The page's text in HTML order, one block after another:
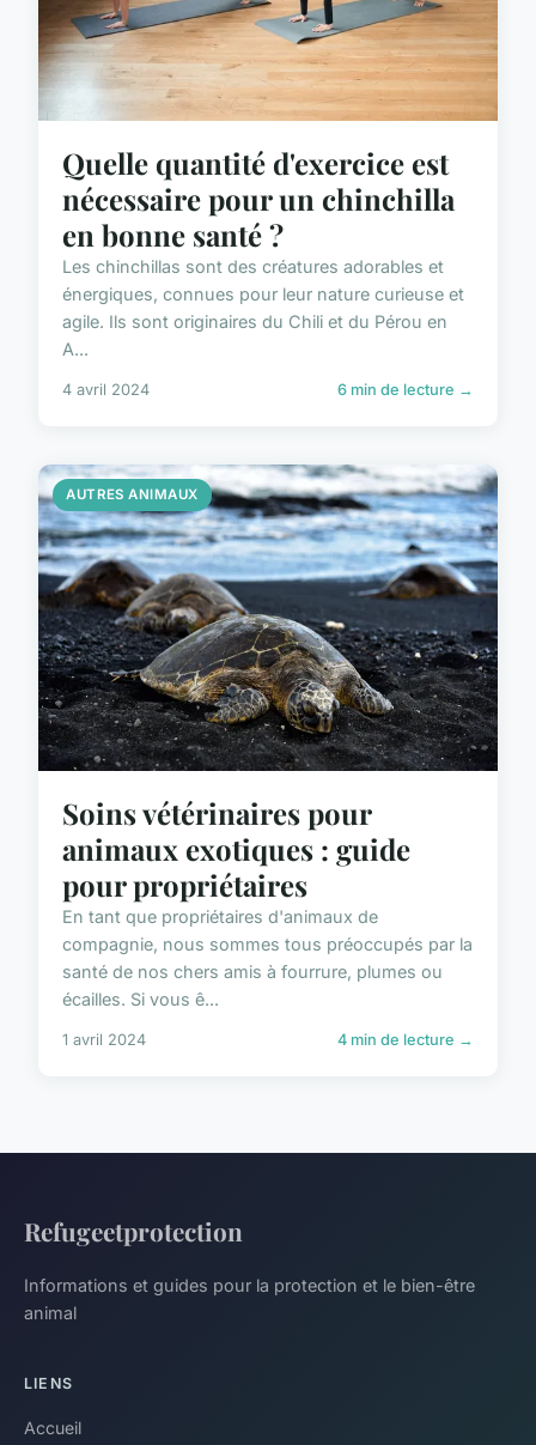
Quelle quantité d'exercice est
nécessaire pour un chinchilla
en bonne santé ?
Les chinchillas sont des créatures adorables et
énergiques, connues pour leur nature curieuse et
agile. Ils sont originaires du Chili et du Pérou en
A...
4 avril 2024 6 min de lecture →
AUTRES ANIMAUX
Soins vétérinaires pour
animaux exotiques : guide
pour propriétaires
En tant que propriétaires d'animaux de
compagnie, nous sommes tous préoccupés par la
santé de nos chers amis à fourrure, plumes ou
écailles. Si vous ê...
1 avril 2024 4 min de lecture →
Refugeetprotection
Informations et guides pour la protection et le bien-être
animal
LIENS
Accueil